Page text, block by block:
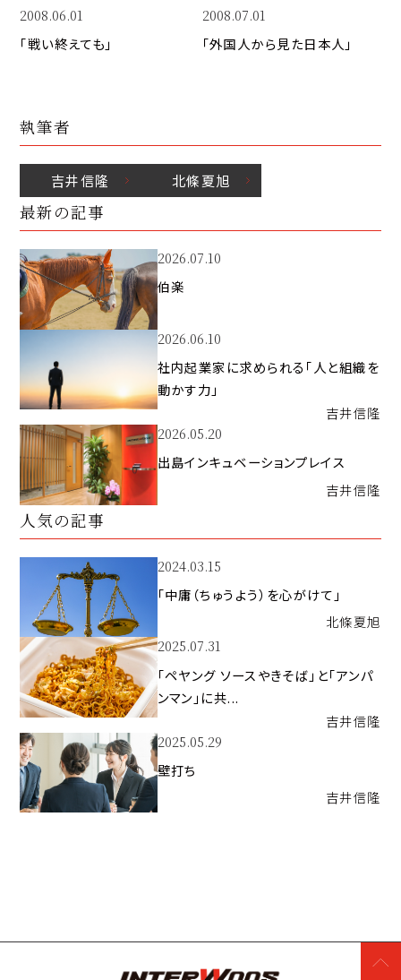
2008.06.01
「戦い終えても」
2008.07.01
「外国人から見た日本人」
執筆者
吉井信隆 北條夏旭
最新の記事
2026.07.10
伯楽
2026.06.10
社内起業家に求められる「人と組織を
動かす力」
吉井信隆
2026.05.20
出島インキュベーションプレイス
吉井信隆
人気の記事
2024.03.15
「中庸（ちゅうよう）を心がけて」
北條夏旭
2025.07.31
「ペヤング ソースやきそば」と「アンパ
ンマン」に共...
吉井信隆
2025.05.29
壁打ち
吉井信隆